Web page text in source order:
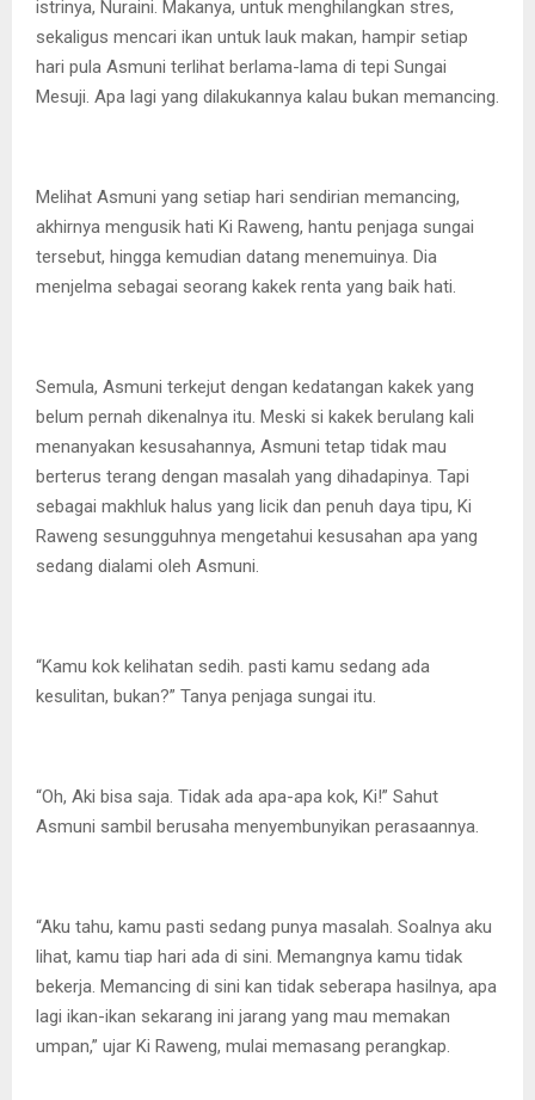
istrinya, Nuraini. Makanya, untuk menghilangkan stres,
sekaligus mencari ikan untuk lauk makan, hampir setiap
hari pula Asmuni terlihat berlama-lama di tepi Sungai
Mesuji. Apa lagi yang dilakukannya kalau bukan memancing.
Melihat Asmuni yang setiap hari sendirian memancing,
akhirnya mengusik hati Ki Raweng, hantu penjaga sungai
tersebut, hingga kemudian datang menemuinya. Dia
menjelma sebagai seorang kakek renta yang baik hati.
Semula, Asmuni terkejut dengan kedatangan kakek yang
belum pernah dikenalnya itu. Meski si kakek berulang kali
menanyakan kesusahannya, Asmuni tetap tidak mau
berterus terang dengan masalah yang dihadapinya. Tapi
sebagai makhluk halus yang licik dan penuh daya tipu, Ki
Raweng sesungguhnya mengetahui kesusahan apa yang
sedang dialami oleh Asmuni.
“Kamu kok kelihatan sedih. pasti kamu sedang ada
kesulitan, bukan?” Tanya penjaga sungai itu.
“Oh, Aki bisa saja. Tidak ada apa-apa kok, Ki!” Sahut
Asmuni sambil berusaha menyembunyikan perasaannya.
“Aku tahu, kamu pasti sedang punya masalah. Soalnya aku
lihat, kamu tiap hari ada di sini. Memangnya kamu tidak
bekerja. Memancing di sini kan tidak seberapa hasilnya, apa
lagi ikan-ikan sekarang ini jarang yang mau memakan
umpan,” ujar Ki Raweng, mulai memasang perangkap.